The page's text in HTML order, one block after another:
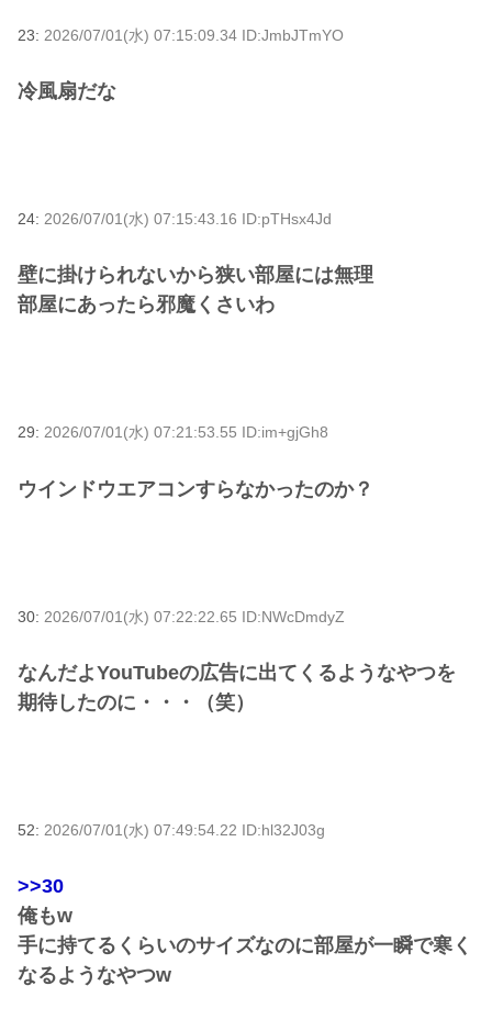
23: 2026/07/01(水) 07:15:09.34 ID:JmbJTmYO
冷風扇だな
24: 2026/07/01(水) 07:15:43.16 ID:pTHsx4Jd
壁に掛けられないから狭い部屋には無理
部屋にあったら邪魔くさいわ
29: 2026/07/01(水) 07:21:53.55 ID:im+gjGh8
ウインドウエアコンすらなかったのか？
30: 2026/07/01(水) 07:22:22.65 ID:NWcDmdyZ
なんだよYouTubeの広告に出てくるようなやつを
期待したのに・・・（笑）
52: 2026/07/01(水) 07:49:54.22 ID:hl32J03g
>>30
俺もw
手に持てるくらいのサイズなのに部屋が一瞬で寒く
なるようなやつw